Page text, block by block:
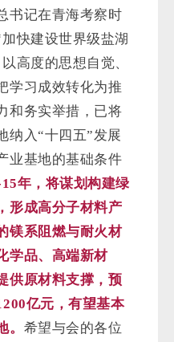
书记在青海考察时
快建设世界级盐湖
高度的思想自觉、
学习成效转化为推
和务实举措，已将
纳入“十四五”发展
业基地的基础条件
年，将谋划构建绿
形成高分子材料产
镁系阻燃与耐火材
学品、高端新材
供原材料支撑，预
亿元，有望基本
。 希望与会的各位